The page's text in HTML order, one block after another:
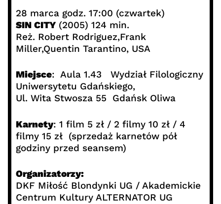
28 marca godz. 17:00 (czwartek)
SIN CITY (2005) 124 min.
Reż. Robert Rodriguez,Frank
Miller,Quentin Tarantino, USA
Miejsce: Aula 1.43 Wydział Filologiczny
Uniwersytetu Gdańskiego,
Ul. Wita Stwosza 55 Gdańsk Oliwa
Karnety: 1 film 5 zł / 2 filmy 10 zł / 4
filmy 15 zł (sprzedaż karnetów pół
godziny przed seansem)
Organizatorzy:
DKF Miłość Blondynki UG / Akademickie
Centrum Kultury ALTERNATOR UG